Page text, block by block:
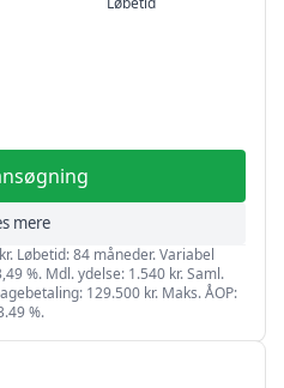
mere
Løbetid: 84 måneder. Variabel
%. Mdl. ydelse: 1.540 kr. Saml.
129.500 kr. Maks. ÅOP:
%.